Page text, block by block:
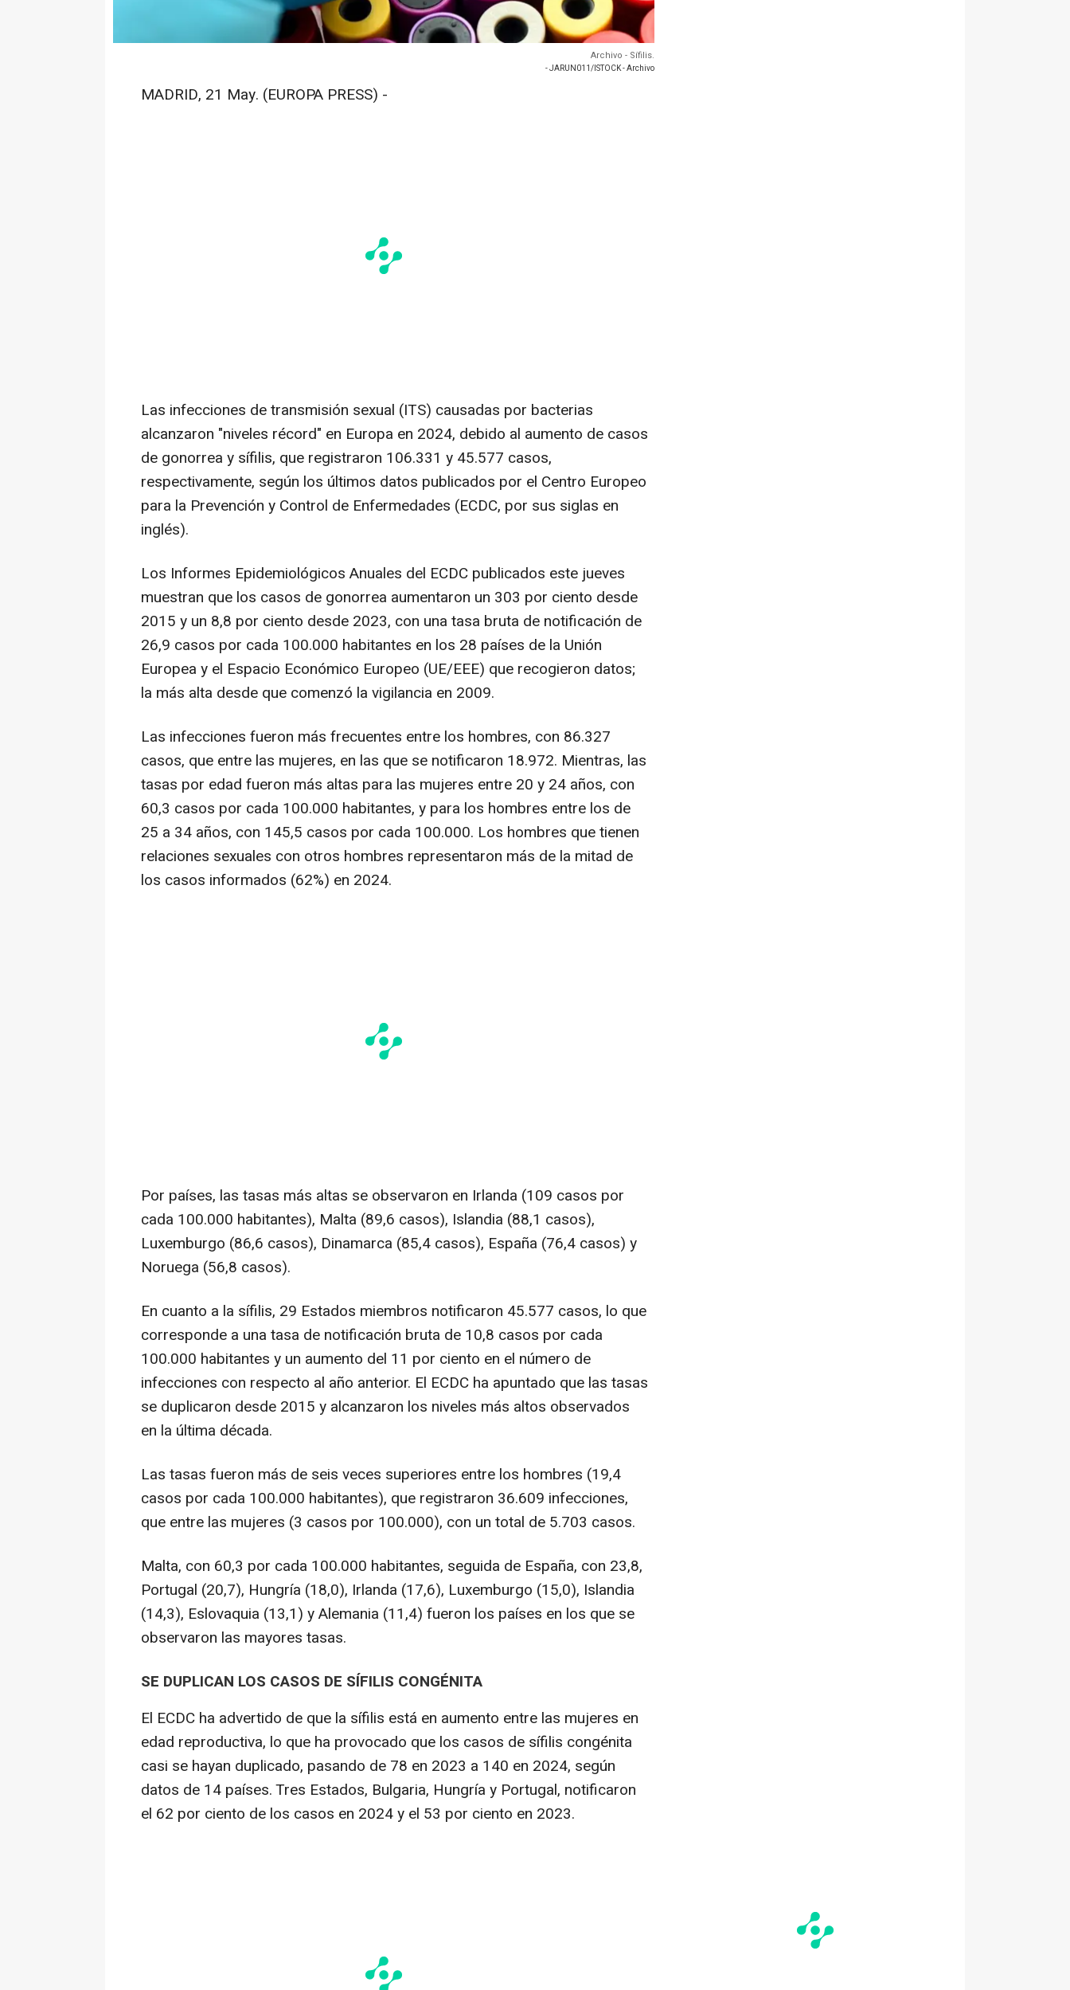
Archivo - Sífilis.
- JARUN011/ISTOCK - Archivo
MADRID, 21 May. (EUROPA PRESS) -
Las infecciones de transmisión sexual (ITS) causadas por bacterias
alcanzaron "niveles récord" en Europa en 2024, debido al aumento de casos
de gonorrea y sífilis, que registraron 106.331 y 45.577 casos,
respectivamente, según los últimos datos publicados por el Centro Europeo
para la Prevención y Control de Enfermedades (ECDC, por sus siglas en
inglés).
Los Informes Epidemiológicos Anuales del ECDC publicados este jueves
muestran que los casos de gonorrea aumentaron un 303 por ciento desde
2015 y un 8,8 por ciento desde 2023, con una tasa bruta de notificación de
26,9 casos por cada 100.000 habitantes en los 28 países de la Unión
Europea y el Espacio Económico Europeo (UE/EEE) que recogieron datos;
la más alta desde que comenzó la vigilancia en 2009.
Las infecciones fueron más frecuentes entre los hombres, con 86.327
casos, que entre las mujeres, en las que se notificaron 18.972. Mientras, las
tasas por edad fueron más altas para las mujeres entre 20 y 24 años, con
60,3 casos por cada 100.000 habitantes, y para los hombres entre los de
25 a 34 años, con 145,5 casos por cada 100.000. Los hombres que tienen
relaciones sexuales con otros hombres representaron más de la mitad de
los casos informados (62%) en 2024.
Por países, las tasas más altas se observaron en Irlanda (109 casos por
cada 100.000 habitantes), Malta (89,6 casos), Islandia (88,1 casos),
Luxemburgo (86,6 casos), Dinamarca (85,4 casos), España (76,4 casos) y
Noruega (56,8 casos).
En cuanto a la sífilis, 29 Estados miembros notificaron 45.577 casos, lo que
corresponde a una tasa de notificación bruta de 10,8 casos por cada
100.000 habitantes y un aumento del 11 por ciento en el número de
infecciones con respecto al año anterior. El ECDC ha apuntado que las tasas
se duplicaron desde 2015 y alcanzaron los niveles más altos observados
en la última década.
Las tasas fueron más de seis veces superiores entre los hombres (19,4
casos por cada 100.000 habitantes), que registraron 36.609 infecciones,
que entre las mujeres (3 casos por 100.000), con un total de 5.703 casos.
Malta, con 60,3 por cada 100.000 habitantes, seguida de España, con 23,8,
Portugal (20,7), Hungría (18,0), Irlanda (17,6), Luxemburgo (15,0), Islandia
(14,3), Eslovaquia (13,1) y Alemania (11,4) fueron los países en los que se
observaron las mayores tasas.
SE DUPLICAN LOS CASOS DE SÍFILIS CONGÉNITA
El ECDC ha advertido de que la sífilis está en aumento entre las mujeres en
edad reproductiva, lo que ha provocado que los casos de sífilis congénita
casi se hayan duplicado, pasando de 78 en 2023 a 140 en 2024, según
datos de 14 países. Tres Estados, Bulgaria, Hungría y Portugal, notificaron
el 62 por ciento de los casos en 2024 y el 53 por ciento en 2023.